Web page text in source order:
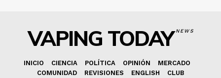
VAPING TODAYNEWS
INICIO CIENCIA POLÍTICA OPINIÓN
MERCADO
COMUNIDAD
REVISIONES ENGLISH CLUB